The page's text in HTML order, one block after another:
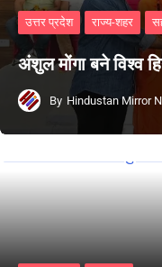
उत्तर प्रदेश राज्य-शहर
अंशुल मोंगा बने विश्व
By Hindustan Mirror